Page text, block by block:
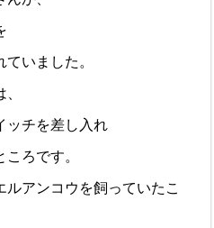
いました。
ッチを差し入れ
ろです。
アンコウを飼っていたこ